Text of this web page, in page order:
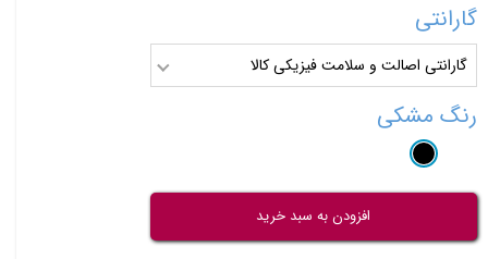
گارانتی
گارانتی اصالت و سلامت فیزیکی کالا
رنگ مشکی
افزودن به سبد خرید